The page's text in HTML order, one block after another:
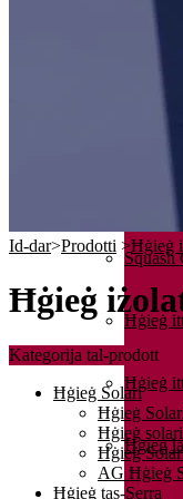
Squash
Ħġieġ
Ħġieġ
Ħġieġ
Id-dar>Prodotti >Ħġieġ
Ħġieġ
Kategorija tal-prodott
Ħġieġ Solari
Ħġieġ
Ħġieġ
Ħġieġ
AG Ħġieġ
Ħġieġ tas-Serra